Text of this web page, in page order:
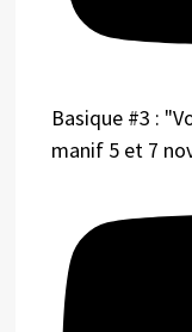
Basique #3 :
manif 5 et 7